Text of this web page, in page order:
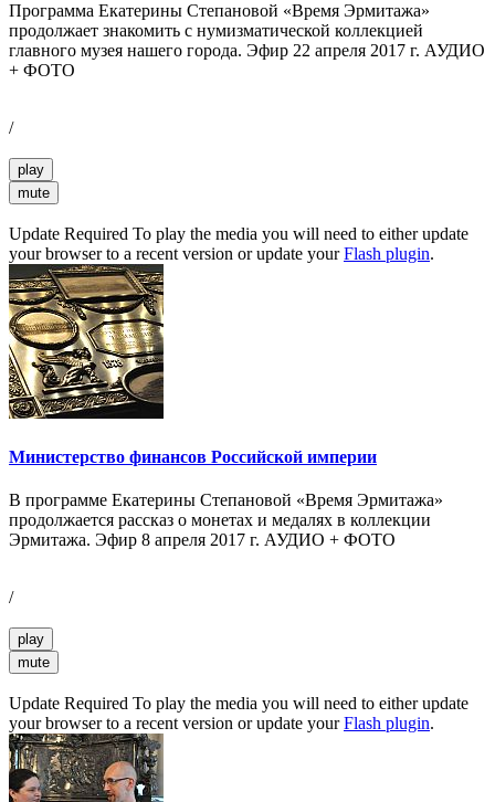
Программа Екатерины Степановой «Время Эрмитажа»
продолжает знакомить с нумизматической коллекцией
главного музея нашего города. Эфир 22 апреля 2017 г. АУДИО
+ ФОТО
/
play
mute
Update Required To play the media you will need to either update
your browser to a recent version or update yourFlash plugin.
Министерство финансов Российской империи
В программе Екатерины Степановой «Время Эрмитажа»
продолжается рассказ о монетах и медалях в коллекции
Эрмитажа. Эфир 8 апреля 2017 г. АУДИО + ФОТО
/
play
mute
Update Required To play the media you will need to either update
your browser to a recent version or update yourFlash plugin.